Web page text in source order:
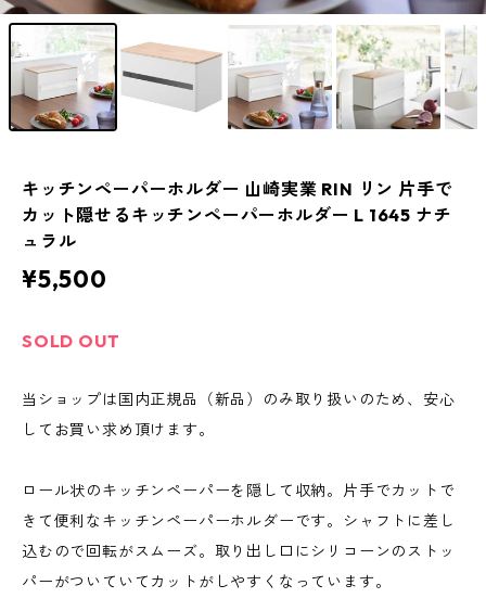
キッチンペーパーホルダー 山崎実業 RIN リン 片手で
カット隠せるキッチンペーパーホルダー L 1645 ナチ
ュラル
¥5,500
SOLD OUT
当ショップは国内正規品（新品）のみ取り扱いのため、安心
してお買い求め頂けます。
ロール状のキッチンペーパーを隠して収納。片手でカットで
きて便利なキッチンペーパーホルダーです。シャフトに差し
込むので回転がスムーズ。取り出し口にシリコーンのストッ
パーがついていてカットがしやすくなっています。